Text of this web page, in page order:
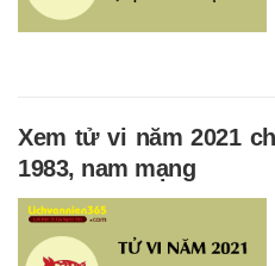
Xem tử vi năm 2021
1983, nam mạng